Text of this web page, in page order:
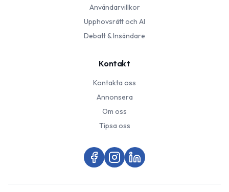
Användarvillkor
Upphovsrätt och AI
Debatt & Insändare
Kontakt
Kontakta oss
Annonsera
Om oss
Tipsa oss